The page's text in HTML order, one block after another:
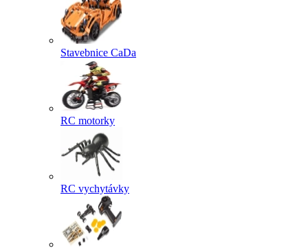
Stavebnice CaDa
RC motorky
RC vychytávky